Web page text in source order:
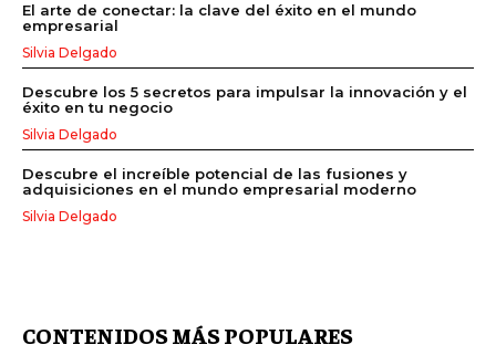
El arte de conectar: la clave del éxito en el mundo
empresarial
Silvia Delgado
Descubre los 5 secretos para impulsar la innovación y el
éxito en tu negocio
Silvia Delgado
Descubre el increíble potencial de las fusiones y
adquisiciones en el mundo empresarial moderno
Silvia Delgado
CONTENIDOS MÁS POPULARES